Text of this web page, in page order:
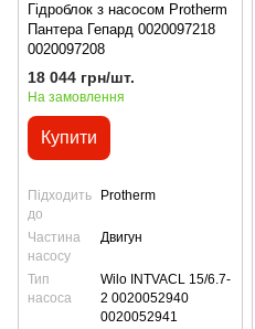
Гідроблок з насосом Protherm
Пантера Гепард 0020097218
0020097208
18 044 грн/шт.
На замовлення
Купити
Підходить
до
Protherm
Частина
насосу
Двигун
Тип
насоса
Wilo INTVACL 15/6.7-
2 0020052940
0020052941